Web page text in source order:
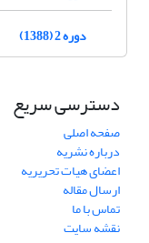
دوره 2 (1388)
دسترسی سریع
صفحه اصلی
درباره نشریه
اعضای هیات تحریریه
ارسال مقاله
تماس با ما
نقشه سایت